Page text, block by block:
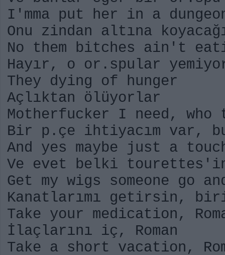
I'mma put her in a
Onu zindan altına
No them bitches ain't
Hayır, o or.spular
They dying of hunger
Açlıktan ölüyorlar
Motherfucker I need,
Bir p.çe ihtiyacım var,
And yes maybe just a
Ve evet belki
Get my wigs someone go
Kanatlarımı getirsin,
Take your medication,
İlaçlarını iç, Roman
Take a short vacation,